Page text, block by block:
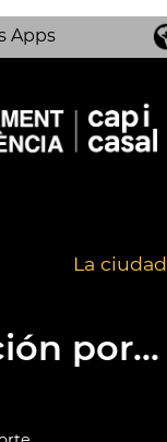
Apps
La ciudad
por...